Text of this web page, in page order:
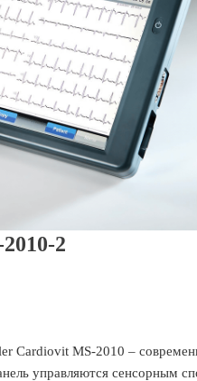
2
Cardiovit MS-2010 –
управляются сенсорным